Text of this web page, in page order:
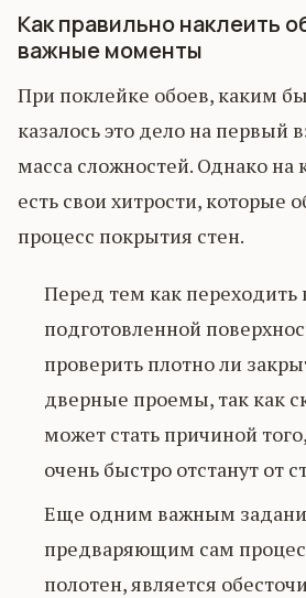
Как правильно наклеить
важные моменты
При поклейке обоев, каким
казалось это дело на первый
масса сложностей. Однако на
есть свои хитрости, которые
процесс покрытия стен.
Перед тем как переходить
подготовленной
проверить плотно ли
дверные проемы, так как
может стать причиной
очень быстро отстанут от
Еще одним важным
предваряющим сам
полотен, является